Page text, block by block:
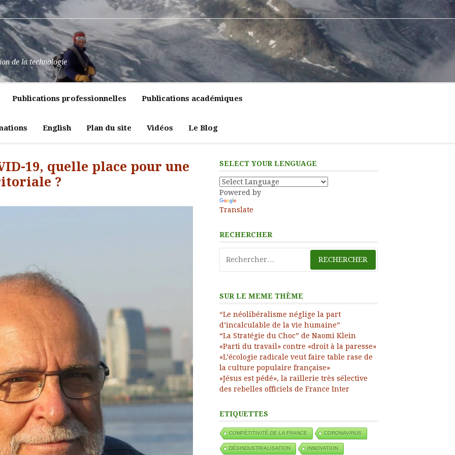
de la technologie
Publications professionnelles Publications académiques
English Plan du site Vidéos Le Blog
19, quelle place pour une
?
SELECT YOUR LENGUAGE
Powered by
Translate
RECHERCHER
SUR LE MEME THÈME
“Le néolibéralisme néglige la part
d’incalculable de la vie humaine”
“La Stratégie du Choc” de Naomi Klein
«Parti du travail» contre «droit à la paresse»
«L’écologie radicale veut faire table rase de
la culture populaire française»
«Jésus est pédé», la raillerie très sélective
des rebelles officiels de France Inter
ETIQUETTES
COMPÉTITIVITÉ DE LA FRANCE CORONAVIRUS
DÉSINDUSTRIALISATION INNOVATION